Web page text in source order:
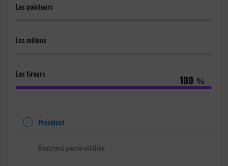
Les pointeurs
Les milieux
Les tireurs
100 %
Président
Bontrond pierre-othilien